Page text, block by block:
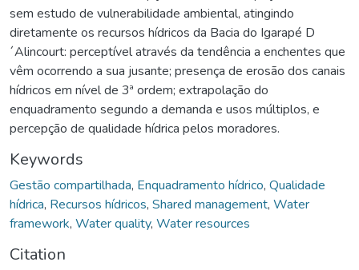
sem estudo de vulnerabilidade ambiental, atingindo
diretamente os recursos hídricos da Bacia do Igarapé D
´Alincourt: perceptível através da tendência a enchentes que
vêm ocorrendo a sua jusante; presença de erosão dos canais
hídricos em nível de 3ª ordem; extrapolação do
enquadramento segundo a demanda e usos múltiplos, e
percepção de qualidade hídrica pelos moradores.
Keywords
Gestão compartilhada, Enquadramento hídrico, Qualidade
hídrica, Recursos hídricos, Shared management, Water
framework, Water quality, Water resources
Citation